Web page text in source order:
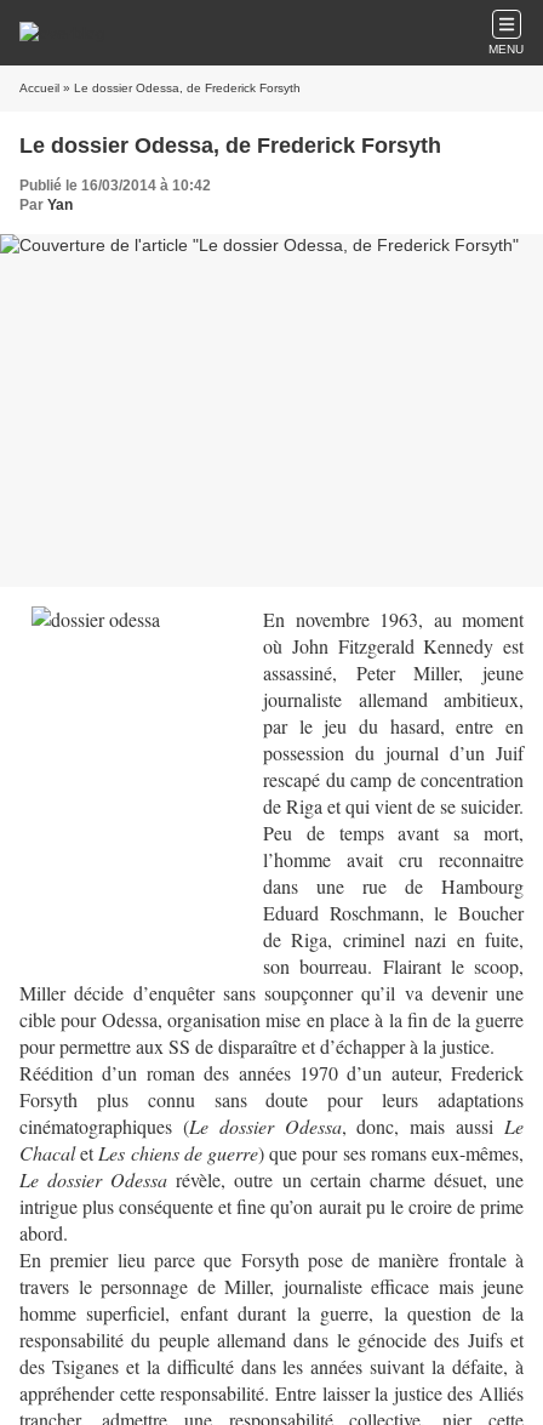
MENU
Accueil » Le dossier Odessa, de Frederick Forsyth
Le dossier Odessa, de Frederick Forsyth
Publié le 16/03/2014 à 10:42
Par Yan
En novembre 1963, au moment
où John Fitzgerald Kennedy est
assassiné, Peter Miller, jeune
journaliste allemand ambitieux,
par le jeu du hasard, entre en
possession du journal d’un Juif
rescapé du camp de concentration
de Riga et qui vient de se suicider.
Peu de temps avant sa mort,
l’homme avait cru reconnaitre
dans une rue de Hambourg
Eduard Roschmann, le Boucher
de Riga, criminel nazi en fuite,
son bourreau. Flairant le scoop,
Miller décide d’enquêter sans soupçonner qu’il va devenir une
cible pour Odessa, organisation mise en place à la fin de la guerre
pour permettre aux SS de disparaître et d’échapper à la justice.
Réédition d’un roman des années 1970 d’un auteur, Frederick
Forsyth plus connu sans doute pour leurs adaptations
cinématographiques (Le dossier Odessa, donc, mais aussi Le
ChacaletLes chiens de guerre) que pour ses romans eux-mêmes,
Le dossier Odessa révèle, outre un certain charme désuet, une
intrigue plus conséquente et fine qu’on aurait pu le croire de prime
abord.
En premier lieu parce que Forsyth pose de manière frontale à
travers le personnage de Miller, journaliste efficace mais jeune
homme superficiel, enfant durant la guerre, la question de la
responsabilité du peuple allemand dans le génocide des Juifs et
des Tsiganes et la difficulté dans les années suivant la défaite, à
appréhender cette responsabilité. Entre laisser la justice des Alliés
trancher, admettre une responsabilité collective, nier cette